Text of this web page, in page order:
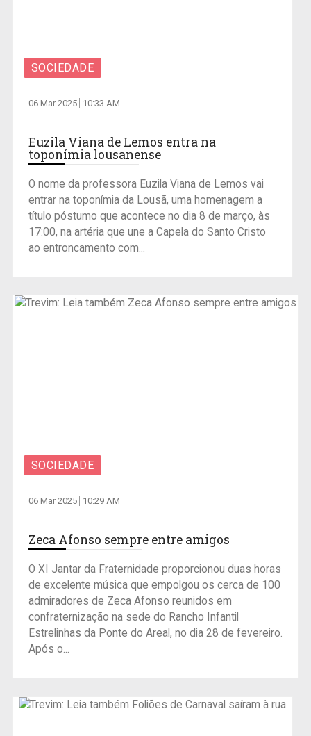
SOCIEDADE
06 Mar 2025 10:33 AM
Euzila Viana de Lemos entra na
toponímia lousanense
O nome da professora Euzila Viana de Lemos vai
entrar na toponímia da Lousã, uma homenagem a
título póstumo que acontece no dia 8 de março, às
17:00, na artéria que une a Capela do Santo Cristo
ao entroncamento com...
SOCIEDADE
06 Mar 2025 10:29 AM
Zeca Afonso sempre entre amigos
O XI Jantar da Fraternidade proporcionou duas horas
de excelente música que empolgou os cerca de 100
admiradores de Zeca Afonso reunidos em
confraternização na sede do Rancho Infantil
Estrelinhas da Ponte do Areal, no dia 28 de fevereiro.
Após o...